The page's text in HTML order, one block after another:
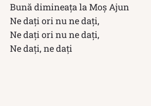
Bună dimineaţa la Moş Ajun
Ne daţi ori nu ne daţi,
Ne daţi ori nu ne daţi,
Ne daţi, ne daţi